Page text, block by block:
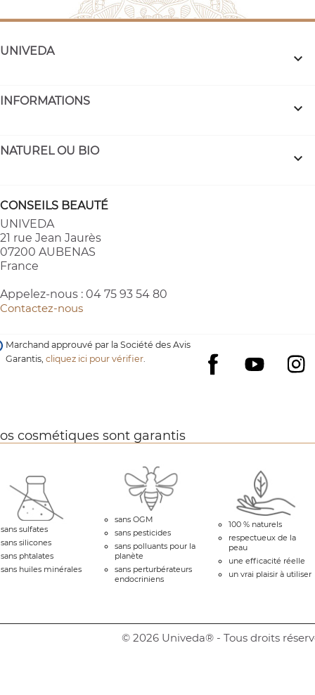
UNIVEDA 
INFORMATIONS 
NATUREL OU BIO 
CONSEILS BEAUTÉ
UNIVEDA
21 rue Jean Jaurès
07200 AUBENAS
France
Appelez-nous : 04 75 93 54 80
Contactez-nous
Facebook
YouTube
Marchand approuvé par la Société des Avis
Garantis,cliquez ici pour vérifier.
cosmétiques sont garantis
sans sulfates
sans silicones
sans phtalates
sans huiles minérales
sans OGM
sans pesticides
sans polluants pour la
planète
sans perturbérateurs
endocriniens
100 % naturels
respectueux de la
peau
une efficacité réelle
un vrai plaisir à utiliser
© 2026 Univeda® - Tous droits